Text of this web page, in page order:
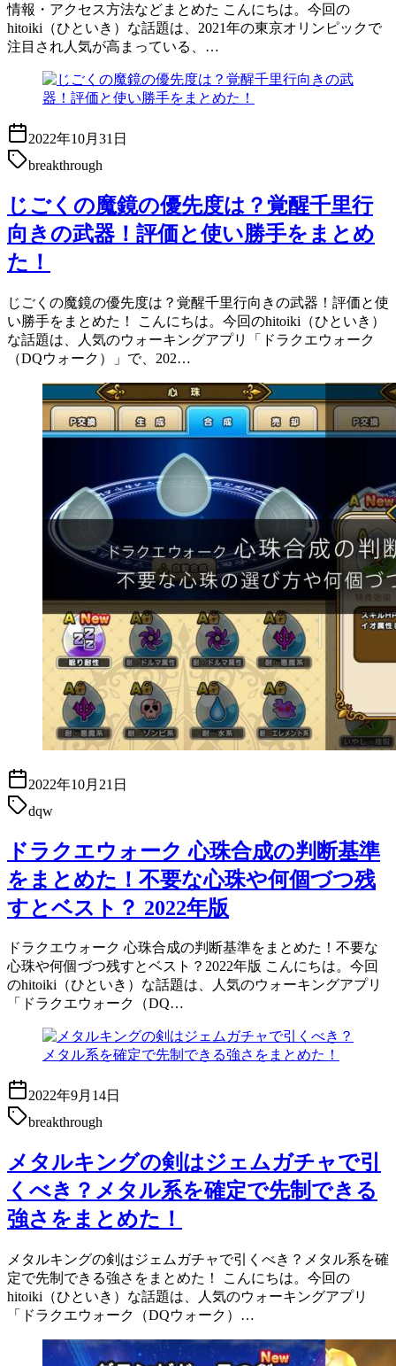
情報・アクセス方法などまとめた こんにちは。今回の
hitoiki（ひといき）な話題は、2021年の東京オリンピックで
注目され人気が高まっている、…
2022年10月31日
breakthrough
じごくの魔鏡の優先度は？覚醒千里行
向きの武器！評価と使い勝手をまとめ
た！
じごくの魔鏡の優先度は？覚醒千里行向きの武器！評価と使
い勝手をまとめた！ こんにちは。今回のhitoiki（ひといき）
な話題は、人気のウォーキングアプリ「ドラクエウォーク
（DQウォーク）」で、202…
2022年10月21日
dqw
ドラクエウォーク 心珠合成の判断基準
をまとめた！不要な心珠や何個づつ残
すとベスト？ 2022年版
ドラクエウォーク 心珠合成の判断基準をまとめた！不要な
心珠や何個づつ残すとベスト？2022年版 こんにちは。今回
のhitoiki（ひといき）な話題は、人気のウォーキングアプリ
「ドラクエウォーク（DQ…
2022年9月14日
breakthrough
メタルキングの剣はジェムガチャで引
くべき？メタル系を確定で先制できる
強さをまとめた！
メタルキングの剣はジェムガチャで引くべき？メタル系を確
定で先制できる強さをまとめた！ こんにちは。今回の
hitoiki（ひといき）な話題は、人気のウォーキングアプリ
「ドラクエウォーク（DQウォーク）…